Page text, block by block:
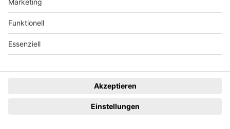
Souvenirladen Schwarzundwald
Freiburg im Breisgau